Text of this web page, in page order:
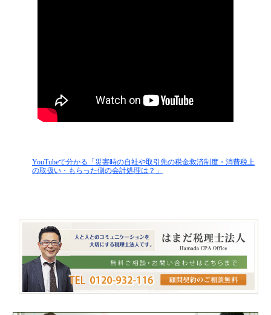
YouTubeで分かる「災害時の自社や取引先の税金救済制度・消費税上
の取扱い・もらった側の会計処理は？」